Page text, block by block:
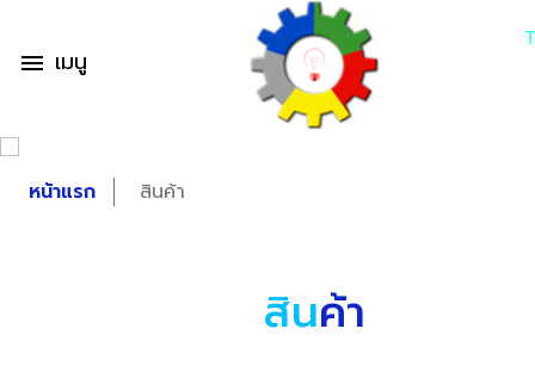
menu เมนู
หน้าแรก สินค้า
สินค้า